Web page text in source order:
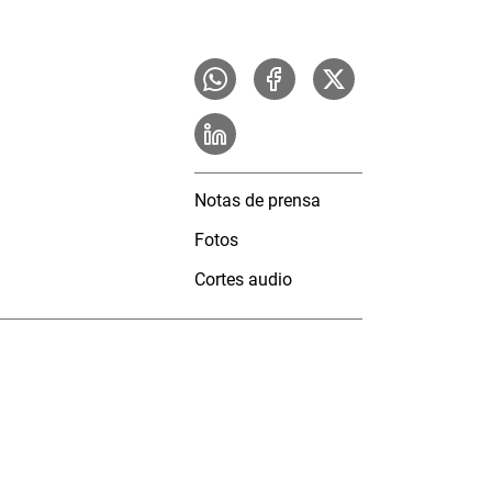
Notas de prensa
Fotos
Cortes audio